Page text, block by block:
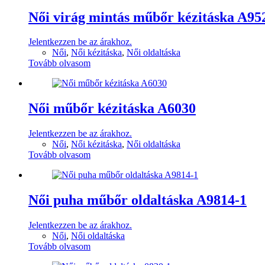
Női virág mintás műbőr kézitáska
Jelentkezzen be az árakhoz.
Női, Női kézitáska, Női oldaltáska
Tovább olvasom
Női műbőr kézitáska A6030
Jelentkezzen be az árakhoz.
Női, Női kézitáska, Női oldaltáska
Tovább olvasom
Női puha műbőr oldaltáska A9814-1
Jelentkezzen be az árakhoz.
Női, Női oldaltáska
Tovább olvasom